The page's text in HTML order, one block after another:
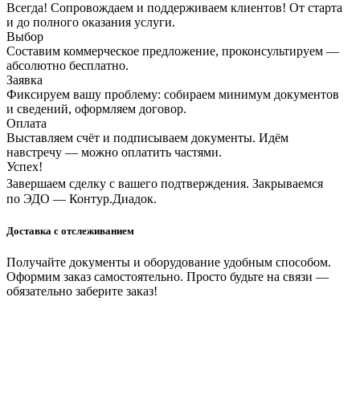
Всегда! Сопровождаем и поддерживаем клиентов! От старта
и до полного оказания услуги.
Выбор
Составим коммерческое предложение, проконсультируем —
абсолютно бесплатно.
Заявка
Фиксируем вашу проблему: собираем минимум документов
и сведений, оформляем договор.
Оплата
Выставляем счёт и подписываем документы. Идём
навстречу — можно оплатить частями.
Успех!
Завершаем сделку с вашего подтверждения. Закрываемся
по ЭДО — Контур.Диадок.
Доставка с отслеживанием
Получайте документы и оборудование удобным способом.
Оформим заказ самостоятельно. Просто будьте на связи —
обязательно заберите заказ!